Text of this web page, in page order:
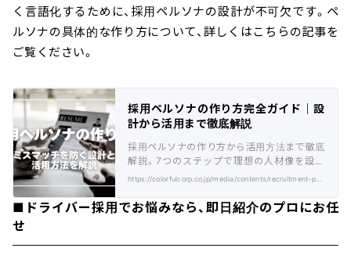
く言語化するために、採用ペルソナの設計が不可欠です。ペ
ルソナの具体的な作り方について、詳しくはこちらの記事を
ご覧ください。
採用ペルソナの作り方完全ガイド｜設
計から活用まで徹底解説
採用ペルソナの作り方から活用方法まで徹底
解説。7つのステップで理想の人材像を設計
し、効率的な採用活動を実現する方法をご紹https://colorfulcorp.co.jp/media/contents/recruitment-persona/
■ドライバー採用でお悩みなら、即日紹介のプロにお任
せ